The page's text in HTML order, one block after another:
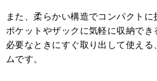
また、柔らかい構造でコンパクトに
ポケットやザックに気軽に収納でき
必要なときにすぐ取り出して使え
ムです。